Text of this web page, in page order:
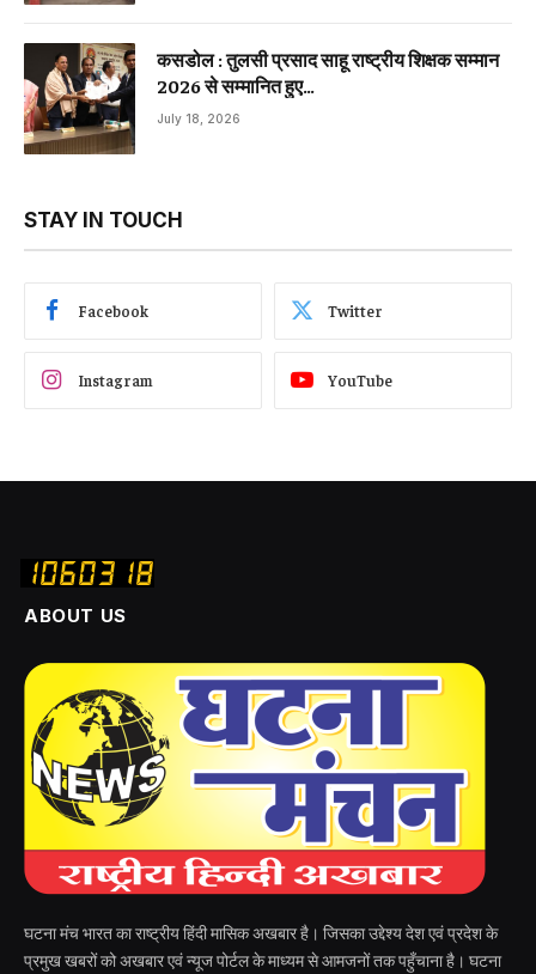
कसडोल : तुलसी प्रसाद साहू राष्ट्रीय शिक्षक सम्मान
2026 से सम्मानित हुए…
July 18, 2026
STAY IN TOUCH
Facebook Twitter
Instagram YouTube
ABOUT US
घटना मंच भारत का राष्ट्रीय हिंदी मासिक अखबार है। जिसका उद्देश्य देश एवं प्रदेश के
प्रमुख खबरों को अखबार एवं न्यूज पोर्टल के माध्यम से आमजनों तक पहुँचाना है। घटना